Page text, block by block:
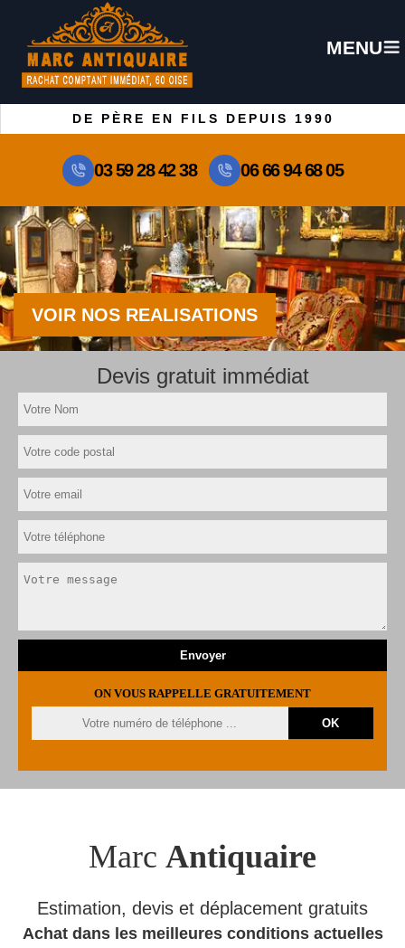
MENU
DE PÈRE EN FILS DEPUIS 1990
03 59 28 42 38 06 66 94 68 05
VOIR NOS REALISATIONS
Devis gratuit immédiat
ON VOUS RAPPELLE GRATUITEMENT
Marc Antiquaire
Estimation, devis et déplacement gratuits
Achat dans les meilleures conditions actuelles